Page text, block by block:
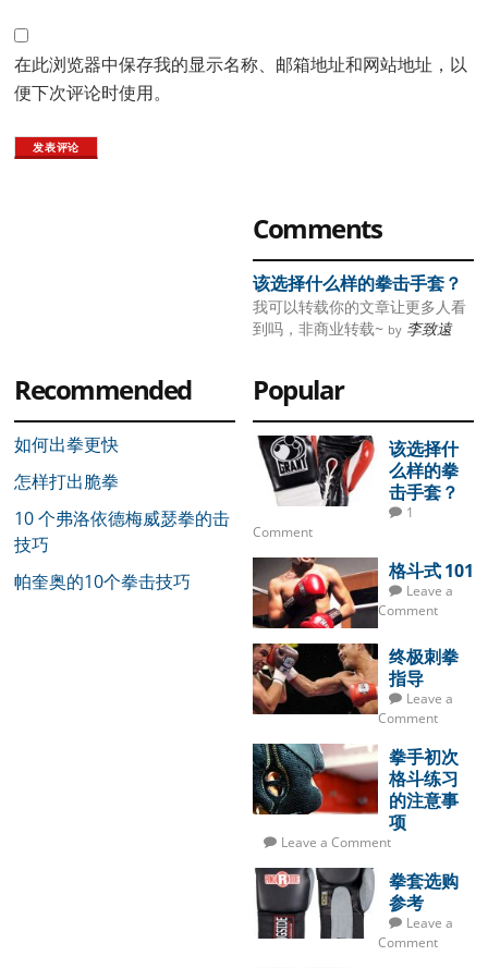
在此浏览器中保存我的显示名称、邮箱地址和网站地址，以
便下次评论时使用。
Comments
该选择什么样的拳击手套？
我可以转载你的文章让更多人看
到吗，非商业转载~ by 李致遠
Recommended
如何出拳更快
怎样打出脆拳
10 个弗洛依德梅威瑟拳的击
技巧
帕奎奥的10个拳击技巧
Popular
该选择什
么样的拳
击手套？
1
Comment
格斗式 101
Leave a
Comment
终极刺拳
指导
Leave a
Comment
拳手初次
格斗练习
的注意事
项
Leave a Comment
拳套选购
参考
Leave a
Comment